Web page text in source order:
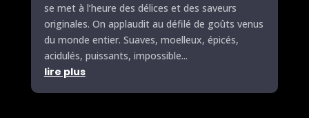
se met à l’heure des délices et des saveurs
originales. On applaudit au défilé de goûts venus
du monde entier. Suaves, moelleux, épicés,
acidulés, puissants, impossible...
lire plus